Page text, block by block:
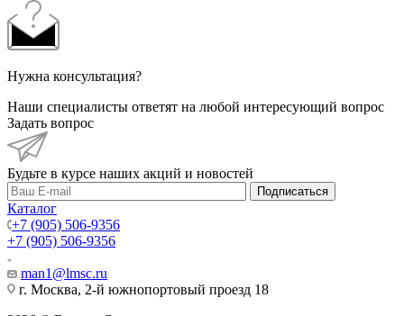
Нужна консультация?
Наши специалисты ответят на любой интересующий вопрос
Задать вопрос
Будьте в курсе наших акций и новостей
Подписаться
Каталог
+7 (905) 506-9356
+7 (905) 506-9356
man1@lmsc.ru
г. Москва, 2-й южнопортовый проезд 18